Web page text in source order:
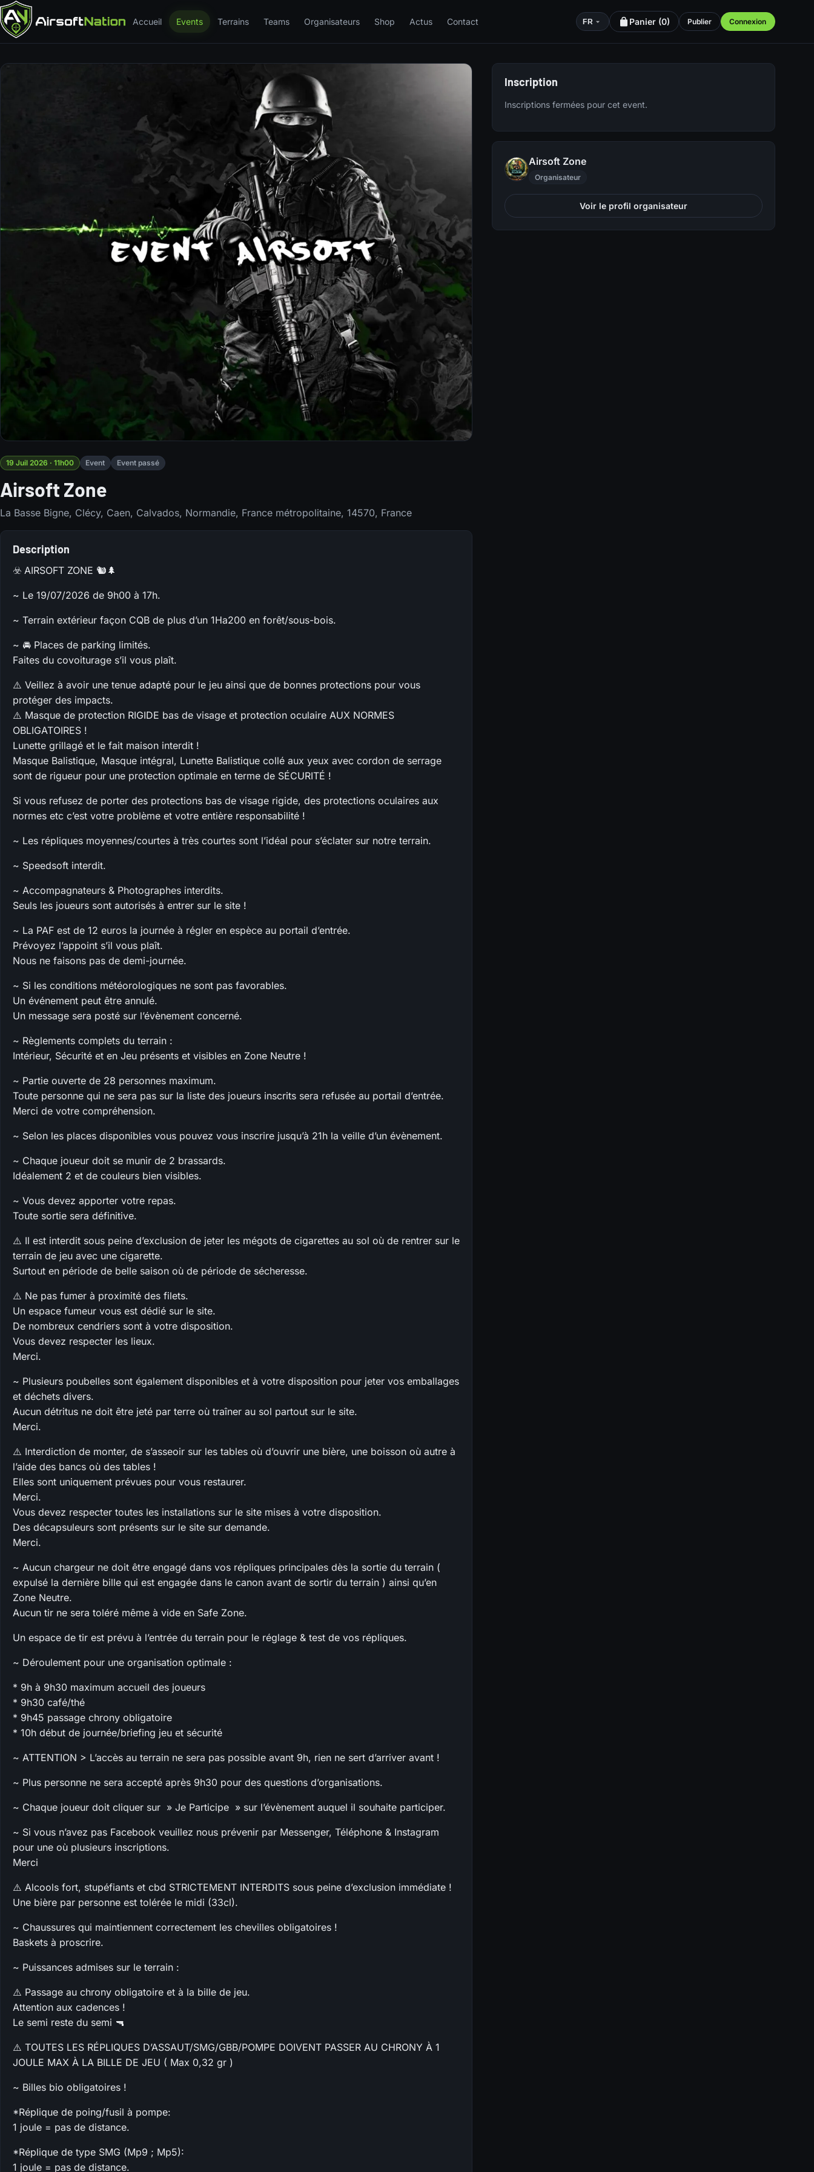
Accueil Events Terrains Teams Organisateurs Shop Actus Contact FR Panier (0) Publier Connexion
19 Juil 2026 · 11h00 Event Event passé
Airsoft Zone
La Basse Bigne, Clécy, Caen, Calvados, Normandie, France métropolitaine, 14570, France
Description
☣️ AIRSOFT ZONE 🐿️🌲
~ Le 19/07/2026 de 9h00 à 17h.
~ Terrain extérieur façon CQB de plus d’un 1Ha200 en forêt/sous-bois.
~ 🚘 Places de parking limités.
Faites du covoiturage s’il vous plaît.
⚠️ Veillez à avoir une tenue adapté pour le jeu ainsi que de bonnes protections pour vous
protéger des impacts.
⚠️ Masque de protection RIGIDE bas de visage et protection oculaire AUX NORMES
OBLIGATOIRES !
Lunette grillagé et le fait maison interdit !
Masque Balistique, Masque intégral, Lunette Balistique collé aux yeux avec cordon de serrage
sont de rigueur pour une protection optimale en terme de SÉCURITÉ !
Si vous refusez de porter des protections bas de visage rigide, des protections oculaires aux
normes etc c’est votre problème et votre entière responsabilité !
~ Les répliques moyennes/courtes à très courtes sont l’idéal pour s’éclater sur notre terrain.
~ Speedsoft interdit.
~ Accompagnateurs & Photographes interdits.
Seuls les joueurs sont autorisés à entrer sur le site !
~ La PAF est de 12 euros la journée à régler en espèce au portail d’entrée.
Prévoyez l’appoint s’il vous plaît.
Nous ne faisons pas de demi-journée.
~ Si les conditions météorologiques ne sont pas favorables.
Un événement peut être annulé.
Un message sera posté sur l’évènement concerné.
~ Règlements complets du terrain :
Intérieur, Sécurité et en Jeu présents et visibles en Zone Neutre !
~ Partie ouverte de 28 personnes maximum.
Toute personne qui ne sera pas sur la liste des joueurs inscrits sera refusée au portail d’entrée.
Merci de votre compréhension.
~ Selon les places disponibles vous pouvez vous inscrire jusqu’à 21h la veille d’un évènement.
~ Chaque joueur doit se munir de 2 brassards.
Idéalement 2 et de couleurs bien visibles.
~ Vous devez apporter votre repas.
Toute sortie sera définitive.
⚠️ Il est interdit sous peine d’exclusion de jeter les mégots de cigarettes au sol où de rentrer sur le
terrain de jeu avec une cigarette.
Surtout en période de belle saison où de période de sécheresse.
⚠️ Ne pas fumer à proximité des filets.
Un espace fumeur vous est dédié sur le site.
De nombreux cendriers sont à votre disposition.
Vous devez respecter les lieux.
Merci.
~ Plusieurs poubelles sont également disponibles et à votre disposition pour jeter vos emballages
et déchets divers.
Aucun détritus ne doit être jeté par terre où traîner au sol partout sur le site.
Merci.
⚠️ Interdiction de monter, de s’asseoir sur les tables où d’ouvrir une bière, une boisson où autre à
l’aide des bancs où des tables !
Elles sont uniquement prévues pour vous restaurer.
Merci.
Vous devez respecter toutes les installations sur le site mises à votre disposition.
Des décapsuleurs sont présents sur le site sur demande.
Merci.
~ Aucun chargeur ne doit être engagé dans vos répliques principales dès la sortie du terrain (
expulsé la dernière bille qui est engagée dans le canon avant de sortir du terrain ) ainsi qu’en
Zone Neutre.
Aucun tir ne sera toléré même à vide en Safe Zone.
Un espace de tir est prévu à l’entrée du terrain pour le réglage & test de vos répliques.
~ Déroulement pour une organisation optimale :
* 9h à 9h30 maximum accueil des joueurs
* 9h30 café/thé
* 9h45 passage chrony obligatoire
* 10h début de journée/briefing jeu et sécurité
~ ATTENTION > L’accès au terrain ne sera pas possible avant 9h, rien ne sert d’arriver avant !
~ Plus personne ne sera accepté après 9h30 pour des questions d’organisations.
~ Chaque joueur doit cliquer sur » Je Participe » sur l’évènement auquel il souhaite participer.
~ Si vous n’avez pas Facebook veuillez nous prévenir par Messenger, Téléphone & Instagram
pour une où plusieurs inscriptions.
Merci
⚠️ Alcools fort, stupéfiants et cbd STRICTEMENT INTERDITS sous peine d’exclusion immédiate !
Une bière par personne est tolérée le midi (33cl).
~ Chaussures qui maintiennent correctement les chevilles obligatoires !
Baskets à proscrire.
~ Puissances admises sur le terrain :
⚠️ Passage au chrony obligatoire et à la bille de jeu.
Attention aux cadences !
Le semi reste du semi 🔫
⚠️ TOUTES LES RÉPLIQUES D’ASSAUT/SMG/GBB/POMPE DOIVENT PASSER AU CHRONY À 1
JOULE MAX À LA BILLE DE JEU ( Max 0,32 gr )
~ Billes bio obligatoires !
*Réplique de poing/fusil à pompe:
1 joule = pas de distance.
*Réplique de type SMG (Mp9 ; Mp5):
1 joule = pas de distance.
Inscription
Inscriptions fermées pour cet event.
Airsoft Zone
Organisateur
Voir le profil organisateur